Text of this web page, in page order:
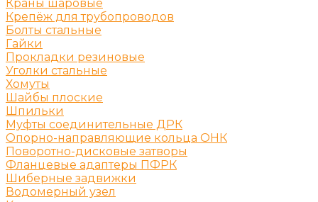
Краны шаровые
Крепёж для трубопроводов
Болты стальные
Гайки
Прокладки резиновые
Уголки стальные
Хомуты
Шайбы плоские
Шпильки
Муфты соединительные ДРК
Опорно-направляющие кольца ОНК
Поворотно-дисковые затворы
Фланцевые адаптеры ПФРК
Шиберные задвижки
Водомерный узел